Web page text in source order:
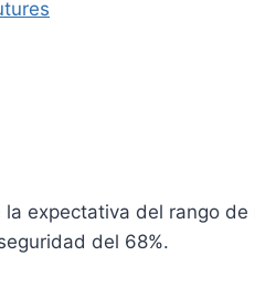
expectativa del rango
del 68%.